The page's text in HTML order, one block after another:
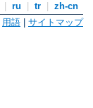
ru tr
zh-cn
用語 | サイトマップ